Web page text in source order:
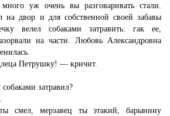
уж очень вы разговаривать стали.
двор и для собственной своей забавы
велел собаками затравить: гак ее,
на части. Любовь Александровна
Петрушку! — кричит.
затравил?
мерзавец ты этакий, барынину